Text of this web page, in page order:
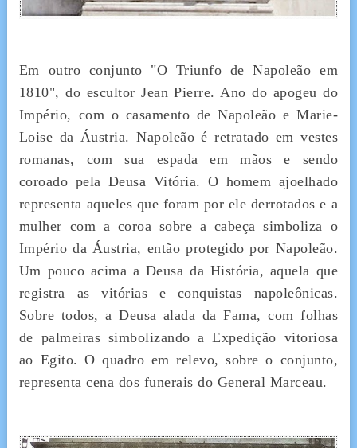
Em outro conjunto "O Triunfo de Napoleão em
1810", do escultor Jean Pierre. Ano do apogeu do
Império, com o casamento de Napoleão e Marie-
Loise da Áustria. Napoleão é retratado em vestes
romanas, com sua espada em mãos e sendo
coroado pela Deusa Vitória. O homem ajoelhado
representa aqueles que foram por ele derrotados e a
mulher com a coroa sobre a cabeça simboliza o
Império da Áustria, então protegido por Napoleão.
Um pouco acima a Deusa da História, aquela que
registra as vitórias e conquistas napoleônicas.
Sobre todos, a Deusa alada da Fama, com folhas
de palmeiras simbolizando a Expedição vitoriosa
ao Egito. O quadro em relevo, sobre o conjunto,
representa cena dos funerais do General Marceau.